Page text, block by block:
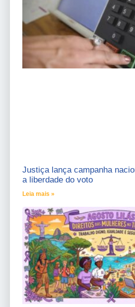
Justiça lança campanha
a liberdade do voto
Leia mais »